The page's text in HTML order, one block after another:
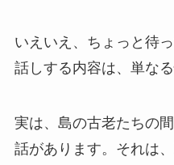
いえいえ、ちょっと待
話しする内容は、単な
実は、島の古老たちの
話があります。それは